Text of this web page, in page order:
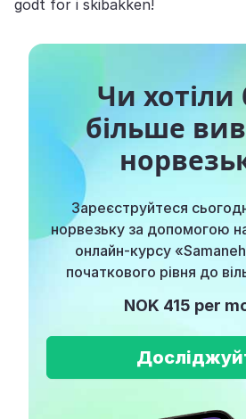
godt for i skibakken!
Чи хотіли
більше
Зареєструйтеся
норвезьку за допомогою
онлайн-курсу
початкового рівня до
NOK 415 per